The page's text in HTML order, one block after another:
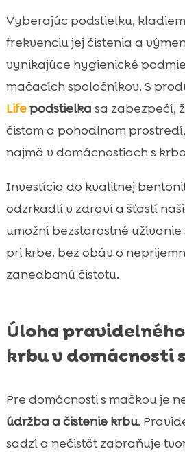
Vyberajúc podstielku,
frekvenciu jej čistenia a
vynikajúce hygienické
mačacích spoločníkov. S
Lifepodstielka sa zabezpečí,
čistom a pohodlnom
najmä v domácnostiach s
Investícia do kvalitnej
odzrkadlí v zdraví a šťastí
umožní bezstarostné
pri krbe, bez obáv o
zanedbanú čistotu.
Úloha
krbu v domácnosti
Pre domácnosti s mačkou je
údržba a čistenie krbu.
sadzí a nečistôt zabraňuje